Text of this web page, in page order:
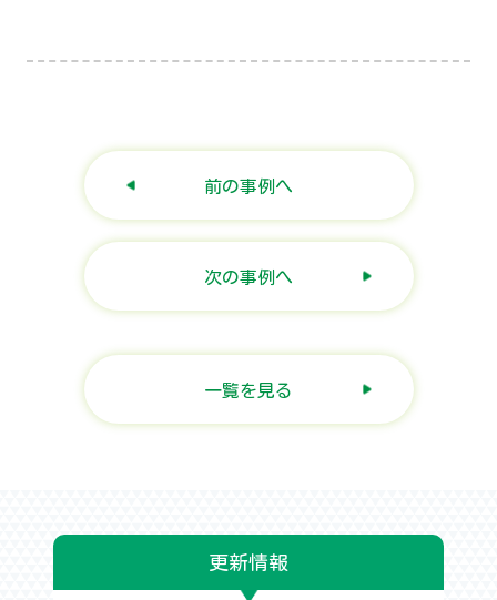
前の事例へ
次の事例へ
一覧を見る
更新情報